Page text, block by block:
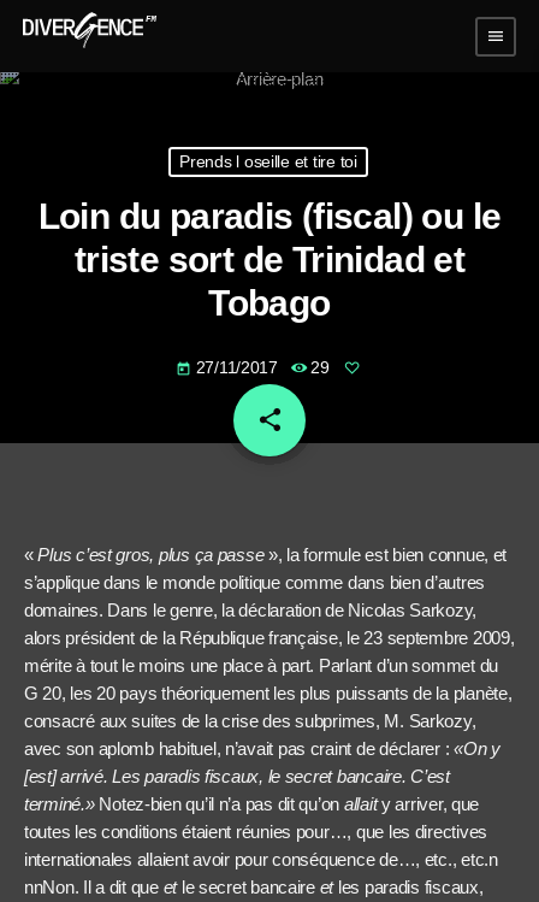
menu
Prends l oseille et tire toi
Loin du paradis (fiscal) ou le
triste sort de Trinidad et
Tobago
today 27/11/2017 29
share
email
«Plus c’est gros, plus ça passe», la formule est bien connue, et
s’applique dans le monde politique comme dans bien d’autres
domaines. Dans le genre, la déclaration de Nicolas Sarkozy,
alors président de la République française, le 23 septembre 2009,
mérite à tout le moins une place à part. Parlant d’un sommet du
G 20, les 20 pays théoriquement les plus puissants de la planète,
consacré aux suites de la crise des subprimes, M. Sarkozy,
avec son aplomb habituel, n’avait pas craint de déclarer :«On y
[est] arrivé. Les paradis fiscaux, le secret bancaire. C’est
terminé.» Notez-bien qu’il n’a pas dit qu’on allaity arriver, que
toutes les conditions étaient réunies pour…, que les directives
internationales allaient avoir pour conséquence de…, etc., etc.n
nnNon. Il a dit que etle secret bancaire etles paradis fiscaux,